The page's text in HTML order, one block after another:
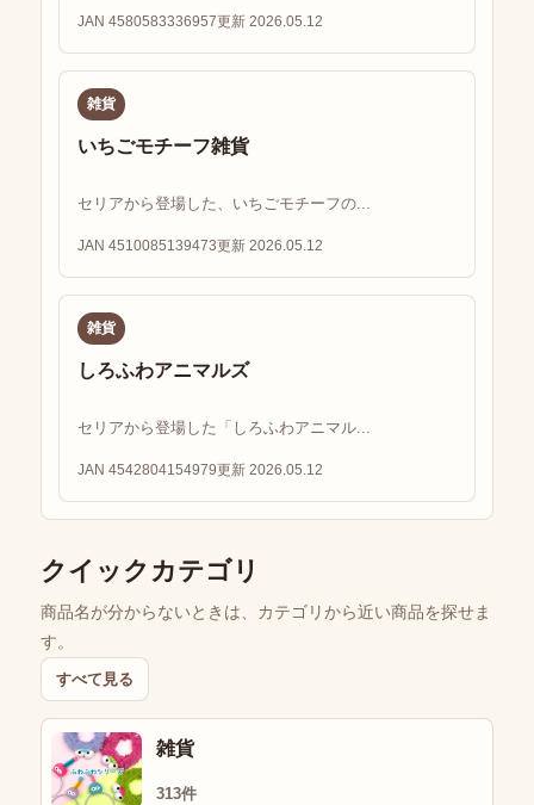
JAN 4580583336957更新 2026.05.12
雑貨
いちごモチーフ雑貨
セリアから登場した、いちごモチーフの...
JAN 4510085139473更新 2026.05.12
雑貨
しろふわアニマルズ
セリアから登場した「しろふわアニマル...
JAN 4542804154979更新 2026.05.12
クイックカテゴリ
商品名が分からないときは、カテゴリから近い商品を探せま
す。
すべて見る
雑貨
313件